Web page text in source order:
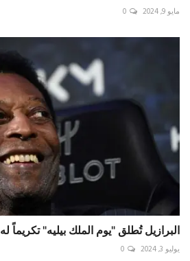
مايو 9, 2024 0
البرازيل تُطلق "يوم الملك بيليه" تكريماً له
يوليو 3, 2024 0